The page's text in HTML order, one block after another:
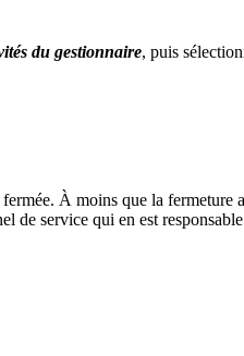
du gestionnaire, puis
À moins que la
de service qui en est